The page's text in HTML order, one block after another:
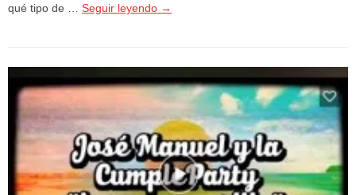
qué tipo de … Seguir leyendo →